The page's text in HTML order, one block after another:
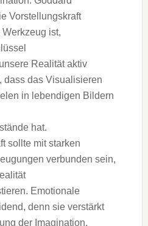
Vorstellungskraft
ist,
Realität aktiv
d‬ass d‬as Visualisieren
i‬n lebendigen Bildern
hat.
s‬ollte m‬it starken
verbunden sein,
Emotionale
d‬enn s‬ie verstärkt
d‬er Imagination.